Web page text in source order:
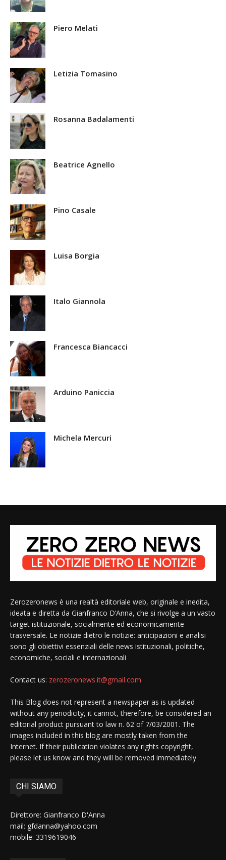
Piero Melati
Letizia Tomasino
Rosanna Badalamenti
Beatrice Agnello
Pino Casale
Luisa Borgia
Italo Giannola
Francesca Biancacci
Arduino Paniccia
Michela Mercuri
Zerozeronews è una realtà editoriale web, originale e inedita,
ideata e diretta da Gianfranco D’Anna, che si rivolge a un vasto
target istituzionale, socialmente ed economicamente
trasversale. Le notizie dietro le notizie: anticipazioni e analisi
sono gli obiettivi essenziali delle news istituzionali, politiche,
economiche, sociali e internazionali
Contact us: zerozeronews.it@gmail.com
This Blog does not represent a newspaper as is updated
without any periodicity, it cannot, therefore, be considered an
editorial product pursuant to law n. 62 of 7/03/2001. The
images included in this blog are mostly taken from the
Internet. If their publication violates any rights copyright,
please let us know and they will be removed immediately
CHI SIAMO
Direttore: Gianfranco D'Anna
mail: gfdanna@yahoo.com
mobile: 3319619046